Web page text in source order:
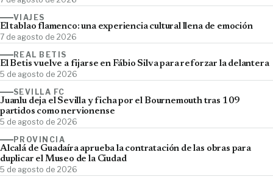
VIAJES
El tablao flamenco: una experiencia cultural llena de emoción
7 de agosto de 2026
REAL BETIS
El Betis vuelve a fijarse en Fábio Silva para reforzar la delantera
5 de agosto de 2026
SEVILLA FC
Juanlu deja el Sevilla y ficha por el Bournemouth tras 109
partidos como nervionense
5 de agosto de 2026
PROVINCIA
Alcalá de Guadaíra aprueba la contratación de las obras para
duplicar el Museo de la Ciudad
5 de agosto de 2026